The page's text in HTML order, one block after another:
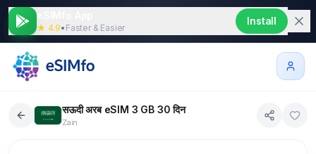
★ 4.9• Faster & Easier
Install
सऊदी अरब eSIM 3 GB 30 दिन
Zain